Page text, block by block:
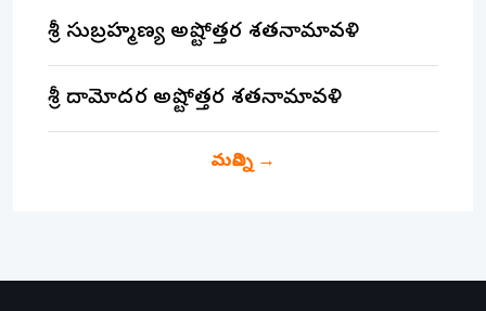
శ్రీ సుబ్రహ్మణ్య అష్టోత్తర శతనామావళి
శ్రీ దామోదర అష్టోత్తర శతనామావళి
మరిన్ని→